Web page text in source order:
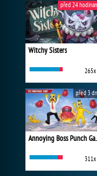
Witchy Sisters
265x
před 24
311x
před 3